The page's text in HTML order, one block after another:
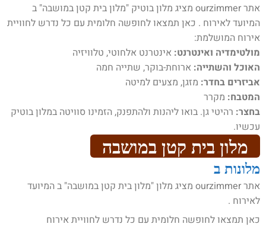
אתר ourzimmer מציג מלון בוטיק "מלון בית קטן במושבה" ב
המיועד לאירוח . כאן תמצאו לחופשה חלומית עם כל נדרש לחוויית
אירוח המושלמת:
מולטימדיה ואינטרנט: אינטרנט אלחוטי, טלוויזיה
האוכל והשתייה: ארוחת-בוקר, שתייה חמה
אביזרים בחדר: מזגן, מצעים למיטה
המטבח: מקרר
בחצר: רהיטי גן. בואו ליהנות ולהתפנק, הזמינו סוויטה במלון בוטיק
עכשיו.
מלון בית קטן במושבה
מלונות ב
אתר ourzimmer מציג מלון "מלון בית קטן במושבה" ב המיועד
לאירוח .
כאן תמצאו לחופשה חלומית עם כל נדרש לחוויית אירוח